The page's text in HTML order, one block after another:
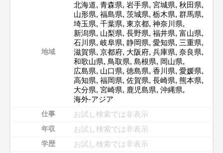
地域
北海道, 青森県, 岩手県, 宮城県, 秋田県,
山形県, 福島県, 茨城県, 栃木県, 群馬県,
埼玉県, 千葉県, 東京都, 神奈川県,
新潟県, 山梨県, 長野県, 福井県, 富山県,
石川県, 岐阜県, 静岡県, 愛知県, 三重県,
滋賀県, 京都府, 大阪府, 兵庫県, 奈良県,
和歌山県, 鳥取県, 島根県, 岡山県,
広島県, 山口県, 徳島県, 香川県, 愛媛県,
高知県, 福岡県, 佐賀県, 長崎県, 熊本県,
大分県, 宮崎県, 鹿児島県, 沖縄県,
海外-アジア
仕事 お試し検索では非表示
年収 お試し検索では非表示
学歴 お試し検索では非表示